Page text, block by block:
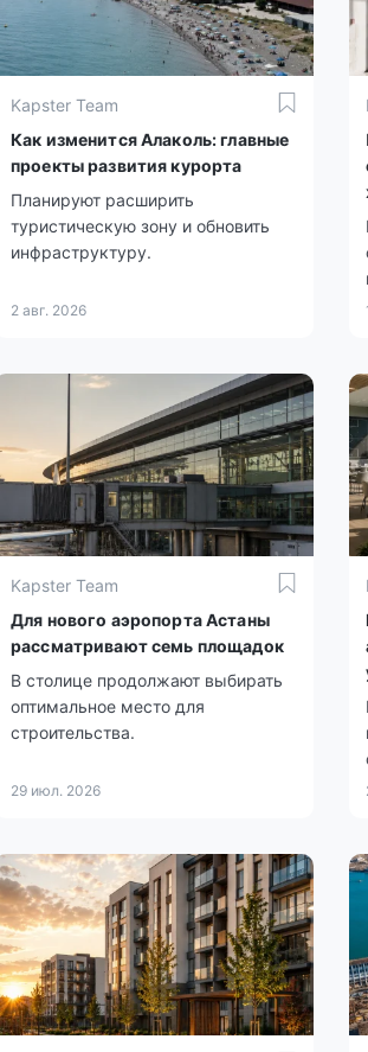
Kapster Team
Как изменится Алаколь: главные
проекты развития курорта
Планируют расширить
туристическую зону и обновить
инфраструктуру.
2 авг. 2026
Kapster Team
Для нового аэропорта Астаны
рассматривают семь площадок
В столице продолжают выбирать
оптимальное место для
строительства.
29 июл. 2026